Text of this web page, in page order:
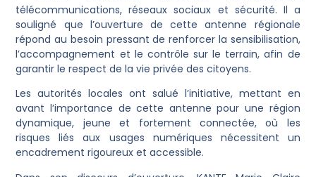
télécommunications, réseaux sociaux et sécurité. Il a
souligné que l’ouverture de cette antenne régionale
répond au besoin pressant de renforcer la sensibilisation,
l’accompagnement et le contrôle sur le terrain, afin de
garantir le respect de la vie privée des citoyens.
Les autorités locales ont salué l’initiative, mettant en
avant l’importance de cette antenne pour une région
dynamique, jeune et fortement connectée, où les
risques liés aux usages numériques nécessitent un
encadrement rigoureux et accessible.